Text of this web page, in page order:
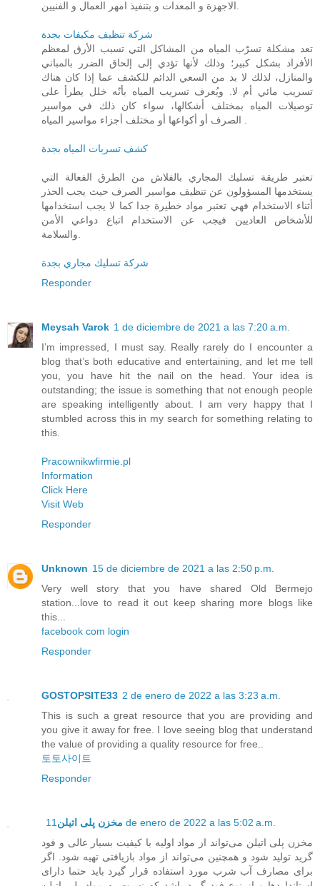
شركة تنظيف مكيفات بجدة
تعد مشكلة تسرّب المياه من المشاكل التي تسبب الأرق لمعظم
الأفراد بشكل كبير؛ وذلك لأنها تؤدي إلى إلحاق الضرر بالمباني
والمنازل، لذلك لا بد من السعي الدائم للكشف عما إذا كان هناك
تسريب مائي أم لا. ويُعرف تسريب المياه بأنّه خلل يطرأ على
توصيلات المياه بمختلف أشكالها، سواء كان ذلك في مواسير
كشف تسربات المياه بجدة
تعتبر طريقة تسليك المجاري بالفلاش من الطرق الفعالة التي
يستخدمها المسؤولون عن تنظيف مواسير الصرف حيث يجب الحذر
أثناء الاستخدام فهي تعتبر مواد خطيرة جدا كما لا يجب استخدامها
للأشخاص العاديين فيجب عن الاستخدام اتباع دواعي الأمن
شركة تسليك مجاري بجدة
Responder
Meysah Varok 1 de diciembre de 2021 a las 7:20 a.m.
I’m impressed, I must say. Really rarely do I encounter a
blog that’s both educative and entertaining, and let me tell
you, you have hit the nail on the head. Your idea is
outstanding; the issue is something that not enough people
are speaking intelligently about. I am very happy that I
stumbled across this in my search for something relating to
this.
Pracownikwfirmie.pl
Information
Click Here
Visit Web
Responder
Unknown 15 de diciembre de 2021 a las 2:50 p.m.
Very well story that you have shared Old Bermejo
station...love to read it out keep sharing more blogs like
this...
facebook com login
Responder
GOSTOPSITE33 2 de enero de 2022 a las 3:23 a.m.
This is such a great resource that you are providing and
you give it away for free. I love seeing blog that understand
the value of providing a quality resource for free..
토토사이트
Responder
مخزن پلی اتیلن 11 de enero de 2022 a las 5:02 a.m.
مخزن پلی اتیلن می‌تواند از مواد اولیه با کیفیت بسیار عالی و فود
گرید تولید شود و همچنین می‌تواند از مواد بازیافتی تهیه شود. اگر
برای مصارف آب شرب مورد استفاده قرار گیرد باید حتما دارای